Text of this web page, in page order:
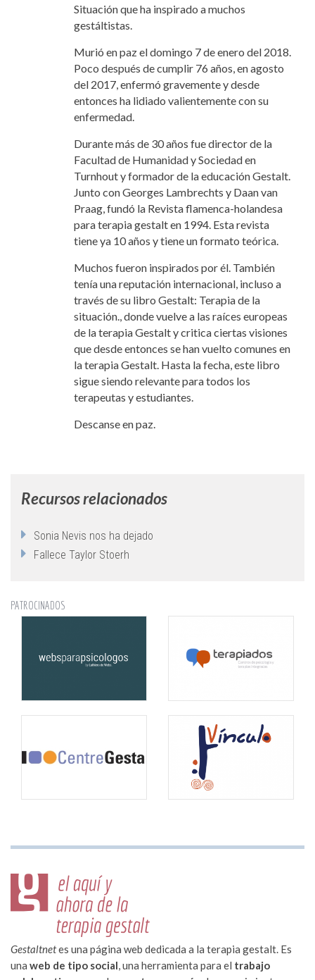
Situación que ha inspirado a muchos
gestáltistas.
Murió en paz el domingo 7 de enero del 2018.
Poco después de cumplir 76 años, en agosto
del 2017, enfermó gravemente y desde
entonces ha lidiado valientemente con su
enfermedad.
Durante más de 30 años fue director de la
Facultad de Humanidad y Sociedad en
Turnhout y formador de la educación Gestalt.
Junto con Georges Lambrechts y Daan van
Praag, fundó la Revista flamenca-holandesa
para terapia gestalt en 1994. Esta revista
tiene ya 10 años y tiene un formato teórica.
Muchos fueron inspirados por él. También
tenía una reputación internacional, incluso a
través de su libro Gestalt: Terapia de la
situación., donde vuelve a las raíces europeas
de la terapia Gestalt y critica ciertas visiones
que desde entonces se han vuelto comunes en
la terapia Gestalt. Hasta la fecha, este libro
sigue siendo relevante para todos los
terapeutas y estudiantes.
Descanse en paz.
Recursos relacionados
Sonia Nevis nos ha dejado
Fallece Taylor Stoerh
PATROCINADOS
Gestaltnetes una página web dedicada a la terapia gestalt. Es
una web de tipo social, una herramienta para el trabajo